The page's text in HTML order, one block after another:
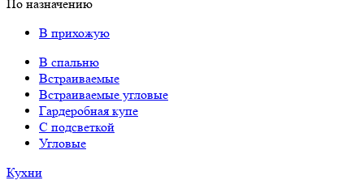
По назначению
В прихожую
В спальню
Встраиваемые
Встраиваемые угловые
Гардеробная купе
С подсветкой
Угловые
Кухни